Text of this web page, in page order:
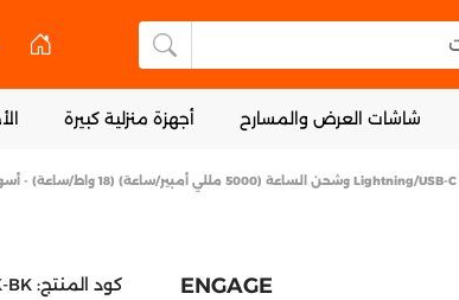
البحث عن المنتجات
شاشات العرض والمسارح أجهزة منزلية كبيرة
ENGAGE كود المنتج: BK